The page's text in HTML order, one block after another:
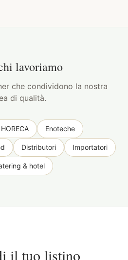
lavoriamo
che condividono la nostra
di qualità.
Enoteche
Distributori Importatori
& hotel
il tuo listino